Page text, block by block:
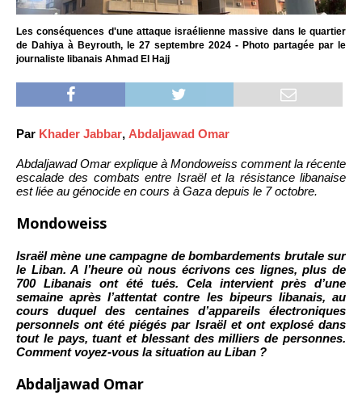
Les conséquences d'une attaque israélienne massive dans le quartier
de Dahiya à Beyrouth, le 27 septembre 2024 - Photo partagée par le
journaliste libanais Ahmad El Hajj
Par Khader Jabbar, Abdaljawad Omar
Abdaljawad Omar explique à Mondoweiss comment la récente
escalade des combats entre Israël et la résistance libanaise
est liée au génocide en cours à Gaza depuis le 7 octobre.
Mondoweiss
Israël mène une campagne de bombardements brutale sur
le Liban. A l’heure où nous écrivons ces lignes, plus de
700 Libanais ont été tués. Cela intervient près d’une
semaine après l’attentat contre les bipeurslibanais, au
cours duquel des centaines d’appareils électroniques
personnels ont été piégés par Israël et ont explosé dans
tout le pays, tuant et blessant des milliers de personnes.
Comment voyez-vous la situation au Liban ?
Abdaljawad Omar